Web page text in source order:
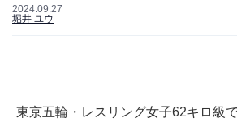
2024.09.27
堀井 ユウ
東京五輪・レスリング女子62キロ級